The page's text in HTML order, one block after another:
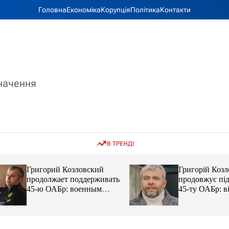
ГоловнаЕкономікаКорупціяПолітикаКонтакти
В ТРЕНДІ
Григорий Козловский
продолжает поддерживать
45-ю ОАБр: военным
передали электробайки
Григорій
продовжує
45-ту ОАБр:
передали